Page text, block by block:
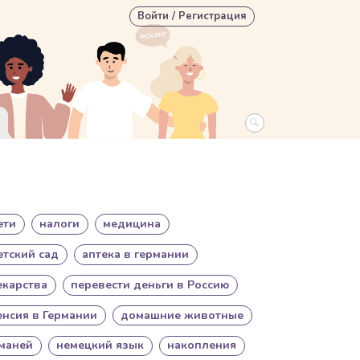
User account menu
Войти / Регистрация
налоги
медицина
сад
аптека в германии
перевести деньги в Россию
в Германии
домашние животные
немецкий язык накопления